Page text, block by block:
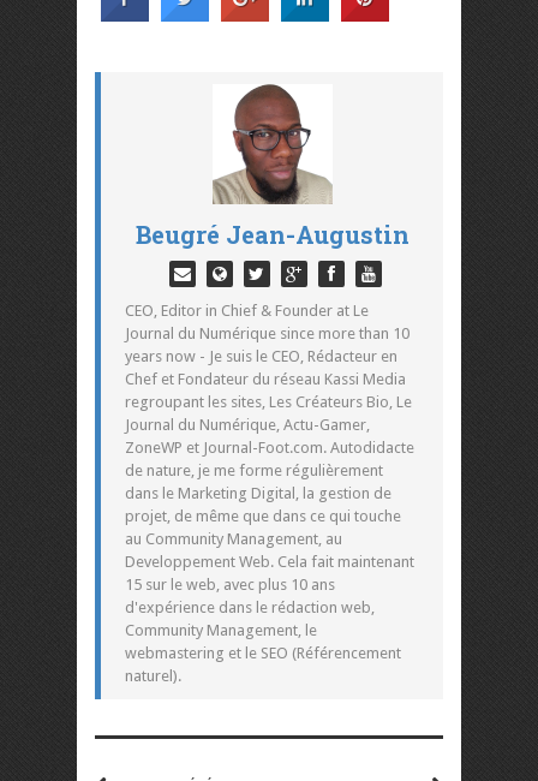
Beugré Jean-Augustin
CEO, Editor in Chief & Founder at Le
Journal du Numérique since more than 10
years now - Je suis le CEO, Rédacteur en
Chef et Fondateur du réseau Kassi Media
regroupant les sites, Les Créateurs Bio, Le
Journal du Numérique, Actu-Gamer,
ZoneWP et Journal-Foot.com. Autodidacte
de nature, je me forme régulièrement
dans le Marketing Digital, la gestion de
projet, de même que dans ce qui touche
au Community Management, au
Developpement Web. Cela fait maintenant
15 sur le web, avec plus 10 ans
d'expérience dans le rédaction web,
Community Management, le
webmastering et le SEO (Référencement
naturel).